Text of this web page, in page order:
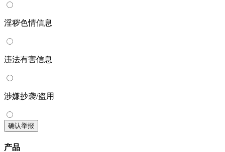
淫秽色情信息
违法有害信息
涉嫌抄袭/盗用
确认举报
产品